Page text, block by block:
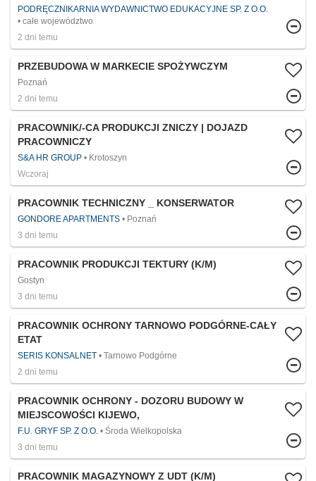
PODRĘCZNIKARNIA WYDAWNICTWO EDUKACYJNE SP. Z O.O.
całe województwo
2 dni temu
PRZEBUDOWA W MARKECIE SPOŻYWCZYM
Poznań
2 dni temu
PRACOWNIK/-CA PRODUKCJI ZNICZY | DOJAZD
PRACOWNICZY
S&A HR GROUP
Krotoszyn
Wczoraj
PRACOWNIK TECHNICZNY _ KONSERWATOR
GONDORE APARTMENTS
Poznań
3 dni temu
PRACOWNIK PRODUKCJI TEKTURY (K/M)
Gostyn
3 dni temu
PRACOWNIK OCHRONY TARNOWO PODGÓRNE-CAŁY
ETAT
SERIS KONSALNET
Tarnowo Podgórne
2 dni temu
PRACOWNIK OCHRONY - DOZORU BUDOWY W
MIEJSCOWOŚCI KIJEWO,
F.U. GRYF SP. Z O.O.
Środa Wielkopolska
3 dni temu
PRACOWNIK MAGAZYNOWY Z UDT (K/M)